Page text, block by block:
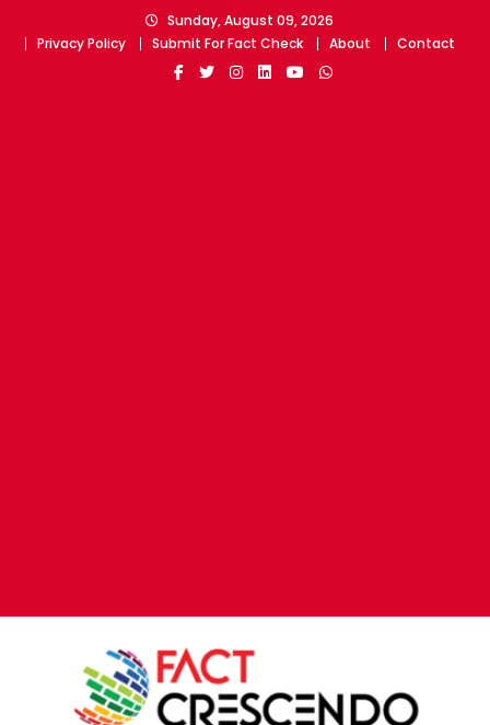
Sunday, August 09, 2026
Privacy Policy
Submit For Fact Check About Contact